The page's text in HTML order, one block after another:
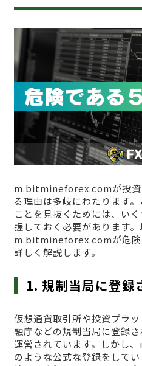
m.bitmineforex.comが投資
る理由は多岐にわたります
ことを見抜くためには、い
握しておく必要があります。
m.bitmineforex.comが危険
詳しく解説します。
1. 規制当局に登録
仮想通貨取引所や投資プラ
融庁などの規制当局に登録
運営されています。しかし
のような公式な登録をして